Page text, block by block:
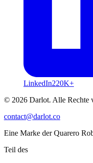
LinkedIn220K+
© 2026 Darlot. Alle Rechte
contact@darlot.co
Eine Marke der Quarero
Teil des